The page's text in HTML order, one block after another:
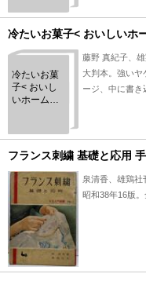
冷たいお菓子< おいしいホ
冷たいお菓
子< おいし
いホームメ
藤野 真紀子、
大判本。強いヤ
ージ、中に書き
フランス刺繍 基礎と応用
泉清香、雄鶏社
昭和38年16版